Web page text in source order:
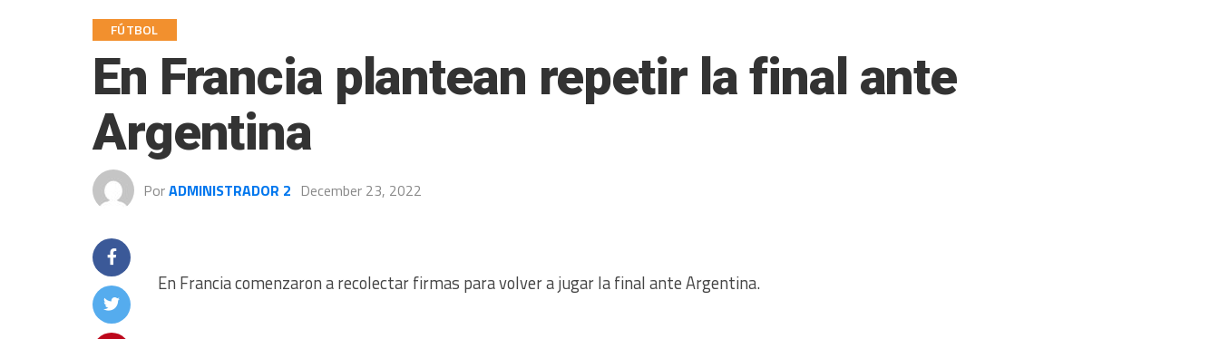
FÚTBOL
En Francia plantean repetir la final ante
Argentina
PorADMINISTRADOR 2 December 23, 2022
En Francia comenzaron a recolectar firmas para volver a jugar la final ante Argentina.